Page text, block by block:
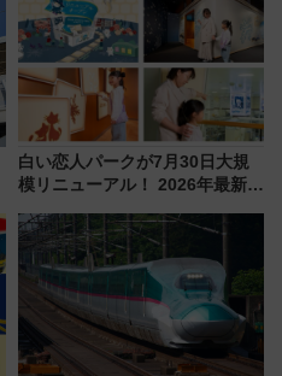
う！
白い恋人パークが7月30日大規
模リニューアル！ 2026年最新の
と料金・アクセスを徹底解説
（札幌市）